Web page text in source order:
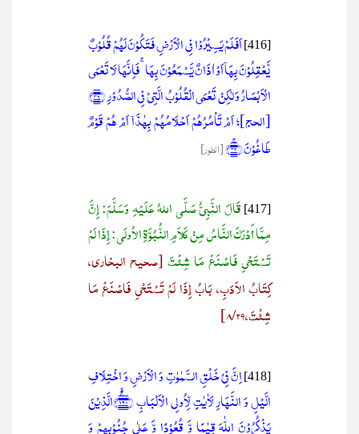
[416]
اَفَلَمۡ یَسِیۡرُوۡا فِی الۡاَرۡضِ فَتَکُوۡنَ لَہُمۡ قُلُوۡبٌ
یَّعۡقِلُوۡنَ بِہَاۤ اَوۡ اٰذَانٌ یَّسۡمَعُوۡنَ بِہَا ۚ فَاِنَّہَا لَا تَعۡمَی
الۡاَبۡصَارُ وَ لٰکِنۡ تَعۡمَی الۡقُلُوۡبُ الَّتِیۡ فِی الصُّدُوۡرِ ﴿۴۶﴾
[الحج]؛ اَمۡ تَاۡمُرُہُمۡ اَحۡلَامُہُمۡ بِہٰذَاۤ اَمۡ ہُمۡ قَوۡمٌ
طَاغُوۡنَ ﴿ۚ۳۲﴾ [الطور]
[417]
قَالَ النَّبِيُّ صَلَّى اللهُ عَلَيْهِ وَسَلَّمَ: إِنَّ
مِمَّا أَدْرَكَ النَّاسُ مِنْ كَلاَمِ النُّبُوَّةِ الأُولَى: إِذَا لَمْ
تَسْتَحْيِ فَاصْنَعْ مَا شِئْتَ[صحيح البخاري،
كِتَابُ الأَدَبِ، بَابُ إِذَا لَمْ تَسْتَحْيِ فَاصْنَعْ مَا
شِئْتَ، 8/29]
[418]
اِنَّ فِیۡ خَلۡقِ السَّمٰوٰتِ وَ الۡاَرۡضِ وَ اخۡتِلَافِ
الَّیۡلِ وَ النَّہَارِ لَاٰیٰتٍ لِّاُولِی الۡاَلۡبَابِ ﴿۱۹۰﴾ۚۙالَّذِیۡنَ
یَذۡکُرُوۡنَ اللّٰہَ قِیٰمًا وَّ قُعُوۡدًا وَّ عَلٰی جُنُوۡبِہِمۡ وَ